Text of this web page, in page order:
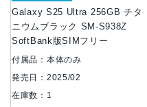
Galaxy S25 Ultra 256GB チタ
ニウムブラック SM-S938Z
SoftBank版SIMフリー
付属品：本体のみ
発売日：2025/02
在庫数：1